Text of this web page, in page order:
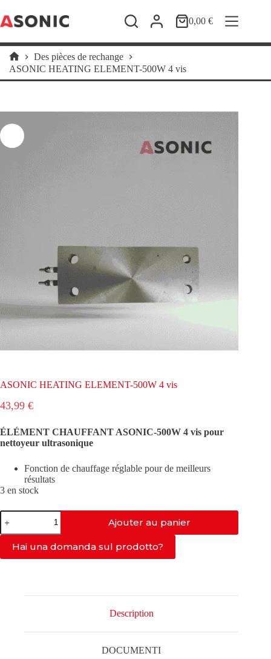
au
contenu
Panier0,00€
Accueil
Des pièces de rechange
ASONIC HEATING ELEMENT-500W 4 vis
ASONIC HEATING ELEMENT-500W 4 vis
43,99 €
ÉLÉMENT CHAUFFANT ASONIC-500W 4 vis pour
nettoyeur ultrasonique
Fonction de chauffage réglable pour de meilleurs
résultats
3 en stock
quantité
de
ASONIC
HEATING
ELEMENT-
Ajouter au panier
Hai una domanda sul prodotto?
Description
DOCUMENTI